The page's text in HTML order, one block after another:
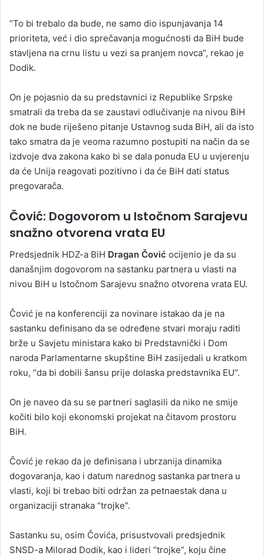
“To bi trebalo da bude, ne samo dio ispunjavanja 14
prioriteta, već i dio sprečavanja mogućnosti da BiH bude
stavljena na crnu listu u vezi sa pranjem novca”, rekao je
Dodik.
On je pojasnio da su predstavnici iz Republike Srpske
smatrali da treba da se zaustavi odlučivanje na nivou BiH
dok ne bude riješeno pitanje Ustavnog suda BiH, ali da isto
tako smatra da je veoma razumno postupiti na način da se
izdvoje dva zakona kako bi se dala ponuda EU u uvjerenju
da će Unija reagovati pozitivno i da će BiH dati status
pregovarača.
Čović: Dogovorom u Istočnom Sarajevu
snažno otvorena vrata EU
Predsjednik HDZ-a BiH Dragan Čović ocijenio je da su
današnjim dogovorom na sastanku partnera u vlasti na
nivou BiH u Istočnom Sarajevu snažno otvorena vrata EU.
Čović je na konferenciji za novinare istakao da je na
sastanku definisano da se određene stvari moraju raditi
brže u Savjetu ministara kako bi Predstavnički i Dom
naroda Parlamentarne skupštine BiH zasijedali u kratkom
roku, “da bi dobili šansu prije dolaska predstavnika EU”.
On je naveo da su se partneri saglasili da niko ne smije
kočiti bilo koji ekonomski projekat na čitavom prostoru
BiH.
Čović je rekao da je definisana i ubrzanija dinamika
dogovaranja, kao i datum narednog sastanka partnera u
vlasti, koji bi trebao biti održan za petnaestak dana u
organizaciji stranaka “trojke”.
Sastanku su, osim Čovića, prisustvovali predsjednik
SNSD-a Milorad Dodik, kao i lideri “trojke”, koju čine